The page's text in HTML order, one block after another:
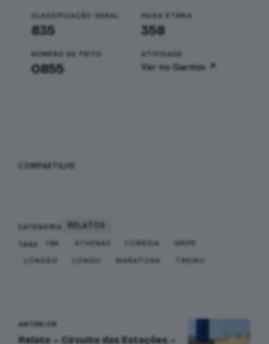
CLASSIFICAÇÃO GERAL
835
FAIXA ETÁRIA
358
NÚMERO DE PEITO
0855
ATIVIDADE
Ver no Garmin ↗
COMPARTILHE
CATEGORIA RELATOS
TAGS 18K ATHENAS CORRIDA
GRIPE
LONGÃO
LONGO MARATONA TREINO
ANTERIOR
Relato – Circuito das Estações –